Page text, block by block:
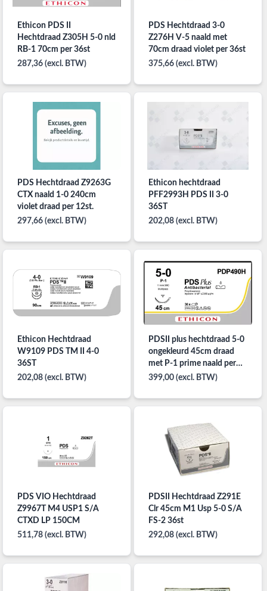
Ethicon PDS II
Hechtdraad Z305H 5-0 nld
RB-1 70cm per 36st
287,36 (excl. BTW)
PDS Hechtdraad 3-0
Z276H V-5 naald met
70cm draad violet per 36st
375,66 (excl. BTW)
PDS Hechtdraad Z9263G
CTX naald 1-0 240cm
violet draad per 12st.
297,66 (excl. BTW)
Ethicon hechtdraad
PFF2993H PDS II 3-0
36ST
202,08 (excl. BTW)
Ethicon Hechtdraad
W9109 PDS TM II 4-0
36ST
202,08 (excl. BTW)
PDSII plus hechtdraad 5-0
ongekleurd 45cm draad
met P-1 prime naald per
36ST
399,00 (excl. BTW)
PDS VIO Hechtdraad
Z9967T M4 USP1 S/A
CTXD LP 150CM
511,78 (excl. BTW)
PDSII Hechtdraad Z291E
Clr 45cm M1 Usp 5-0 S/A
FS-2 36st
292,08 (excl. BTW)